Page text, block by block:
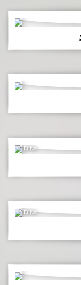
DiNa
DiNa